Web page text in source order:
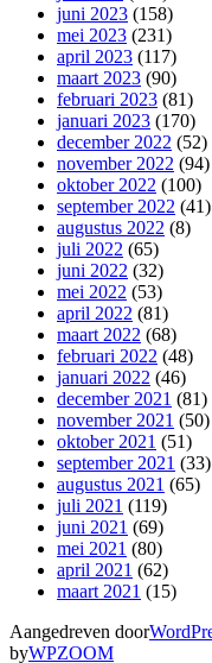
juni 2023 (158)
mei 2023 (231)
april 2023 (117)
maart 2023 (90)
februari 2023 (81)
januari 2023 (170)
december 2022 (52)
november 2022 (94)
oktober 2022 (100)
september 2022 (41)
augustus 2022 (8)
juli 2022 (65)
juni 2022 (32)
mei 2022 (53)
april 2022 (81)
maart 2022 (68)
februari 2022 (48)
januari 2022 (46)
december 2021 (81)
november 2021 (50)
oktober 2021 (51)
september 2021 (33)
augustus 2021 (65)
juli 2021 (119)
juni 2021 (69)
mei 2021 (80)
april 2021 (62)
maart 2021 (15)
Aangedreven door
byWPZOOM